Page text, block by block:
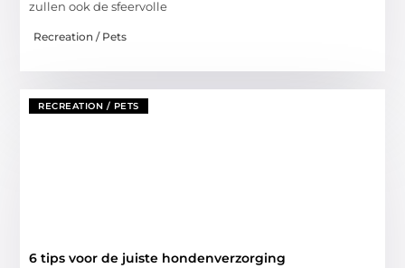
zullen ook de sfeervolle
Recreation / Pets
RECREATION / PETS
6 tips voor de juiste hondenverzorging